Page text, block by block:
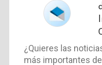
¿Quieres las
más importantes